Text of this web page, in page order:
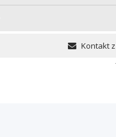
Kontakt